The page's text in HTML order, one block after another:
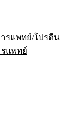
ารแพทย์/โปรตีน
รแพทย์